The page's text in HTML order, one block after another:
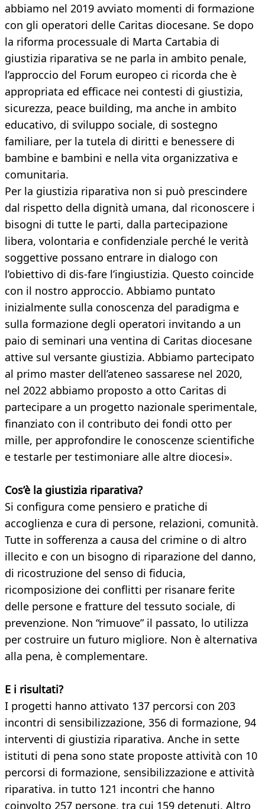
abbiamo nel 2019 avviato momenti di formazione
con gli operatori delle Caritas diocesane. Se dopo
la riforma processuale di Marta Cartabia di
giustizia riparativa se ne parla in ambito penale,
l’approccio del Forum europeo ci ricorda che è
appropriata ed efficace nei contesti di giustizia,
sicurezza, peace building, ma anche in ambito
educativo, di sviluppo sociale, di sostegno
familiare, per la tutela di diritti e benessere di
bambine e bambini e nella vita organizzativa e
comunitaria.
Per la giustizia riparativa non si può prescindere
dal rispetto della dignità umana, dal riconoscere i
bisogni di tutte le parti, dalla partecipazione
libera, volontaria e confidenziale perché le verità
soggettive possano entrare in dialogo con
l’obiettivo di dis-fare l’ingiustizia. Questo coincide
con il nostro approccio. Abbiamo puntato
inizialmente sulla conoscenza del paradigma e
sulla formazione degli operatori invitando a un
paio di seminari una ventina di Caritas diocesane
attive sul versante giustizia. Abbiamo partecipato
al primo master dell’ateneo sassarese nel 2020,
nel 2022 abbiamo proposto a otto Caritas di
partecipare a un progetto nazionale sperimentale,
finanziato con il contributo dei fondi otto per
mille, per approfondire le conoscenze scientifiche
e testarle per testimoniare alle altre diocesi».
Cos’è la giustizia riparativa?
Si configura come pensiero e pratiche di
accoglienza e cura di persone, relazioni, comunità.
Tutte in sofferenza a causa del crimine o di altro
illecito e con un bisogno di riparazione del danno,
di ricostruzione del senso di fiducia,
ricomposizione dei conflitti per risanare ferite
delle persone e fratture del tessuto sociale, di
prevenzione. Non “rimuove” il passato, lo utilizza
per costruire un futuro migliore. Non è alternativa
alla pena, è complementare.
E i risultati?
I progetti hanno attivato 137 percorsi con 203
incontri di sensibilizzazione, 356 di formazione, 94
interventi di giustizia riparativa. Anche in sette
istituti di pena sono state proposte attività con 10
percorsi di formazione, sensibilizzazione e attività
riparativa. in tutto 121 incontri che hanno
coinvolto 257 persone, tra cui 159 detenuti. Altro